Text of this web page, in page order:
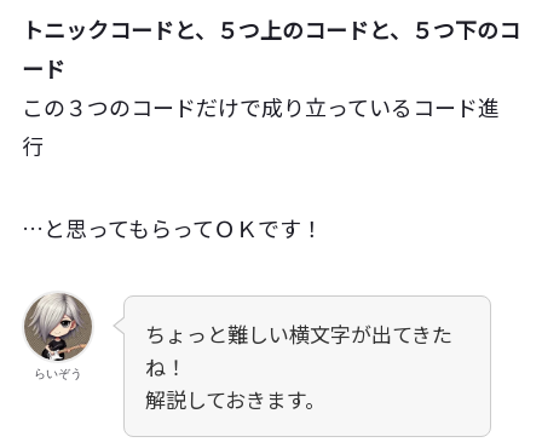
トニックコードと、５つ上のコードと、５つ下のコ
ード
この３つのコードだけで成り立っているコード進
行
…と思ってもらってＯＫです！
らいぞう
ちょっと難しい横文字が出てきた
ね！
解説しておきます。